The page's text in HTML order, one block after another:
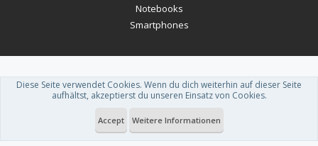
Notebooks
Smartphones
Forum software by XenForo™-Deutsch von xenDach
Theme designed by ThemeHouse.
Diese Seite verwendet Cookies. Wenn du dich weiterhin auf dieser Seite
aufhältst, akzeptierst du unseren Einsatz von Cookies.
Accept Weitere Informationen